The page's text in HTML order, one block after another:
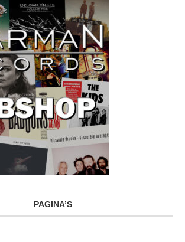
PAGINA’S